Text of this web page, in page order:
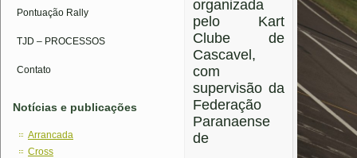
Pontuação Rally
TJD – PROCESSOS
Contato
Notícias e publicações
Arrancada
Cross
organizada
pelo Kart
Clube de
Cascavel,
com
supervisão da
Federação
Paranaense
de